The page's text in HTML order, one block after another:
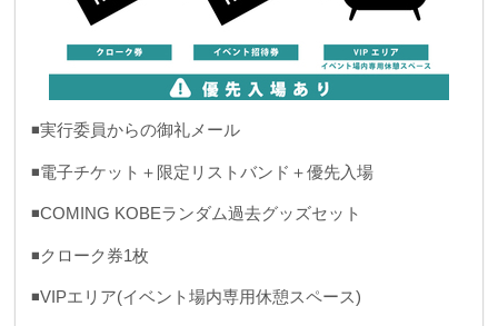
◾️実行委員からの御礼メール
◾️電子チケット＋限定リストバンド＋優先入場
◾️COMING KOBEランダム過去グッズセット
◾️クローク券1枚
◾️VIPエリア(イベント場内専用休憩スペース)